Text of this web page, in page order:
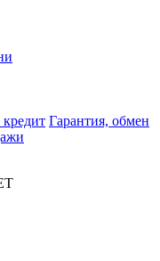
Гарантия, обмен